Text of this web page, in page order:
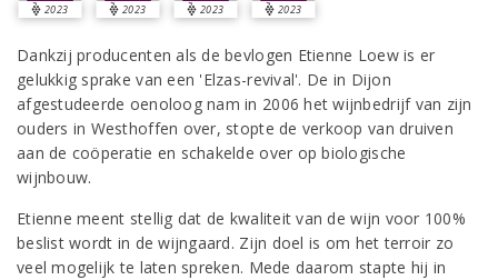
2023 2023 2023 2023
Dankzij producenten als de bevlogen Etienne Loew is er
gelukkig sprake van een 'Elzas-revival'. De in Dijon
afgestudeerde oenoloog nam in 2006 het wijnbedrijf van zijn
ouders in Westhoffen over, stopte de verkoop van druiven
aan de coöperatie en schakelde over op biologische
wijnbouw.
Etienne meent stellig dat de kwaliteit van de wijn voor 100%
beslist wordt in de wijngaard. Zijn doel is om het terroir zo
veel mogelijk te laten spreken. Mede daarom stapte hij in